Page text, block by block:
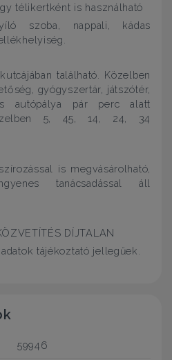
télikertként is használható
szoba, nappali, kádas
található. Közelben
gyógyszertár, játszótér,
autópálya pár perc alatt
5, 45, 14, 24, 34
is megvásárolható,
tanácsadással áll
DÍJTALAN
tájékoztató jellegűek.
59946